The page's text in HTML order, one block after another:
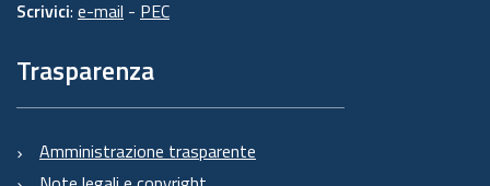
Scrivici: e-mail - PEC
Trasparenza
Amministrazione trasparente